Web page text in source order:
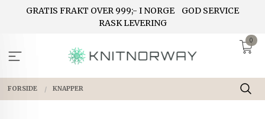
GRATIS FRAKT OVER 999;- I NORGE
GOD SERVICE
RASK LEVERING
0
FORSIDE KNAPPER